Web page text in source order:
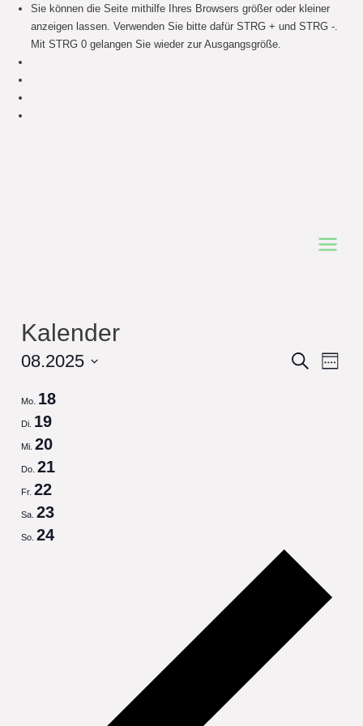
Sie können die Seite mithilfe Ihres Browsers größer oder kleiner
anzeigen lassen. Verwenden Sie bitte dafür STRG + und STRG -.
Mit STRG 0 gelangen Sie wieder zur Ausgangsgröße.
Main
Kalender
Events
Search
Woche
08.2025
date.
Mo. 18
Di. 19
Mi.20
Do.21
Fr.22
Sa.23
So.24